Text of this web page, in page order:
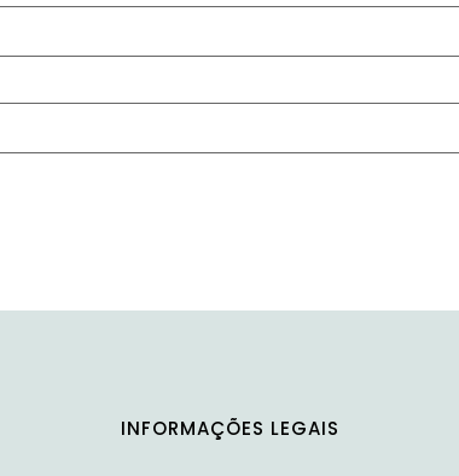
INFORMAÇÕES LEGAIS